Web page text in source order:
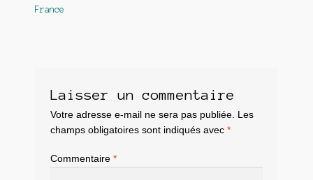
France
Laisser un commentaire
Votre adresse e-mail ne sera pas publiée. Les
champs obligatoires sont indiqués avec *
Commentaire *